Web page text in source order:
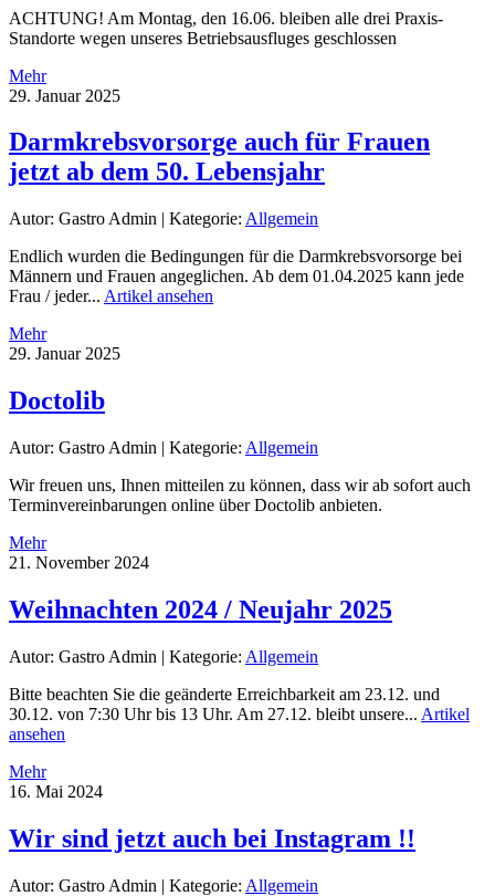
ACHTUNG! Am Montag, den 16.06. bleiben alle drei Praxis-
Standorte wegen unseres Betriebsausfluges geschlossen
Mehr
29. Januar 2025
Darmkrebsvorsorge auch für Frauen
jetzt ab dem 50. Lebensjahr
Autor: Gastro Admin | Kategorie: Allgemein
Endlich wurden die Bedingungen für die Darmkrebsvorsorge bei
Männern und Frauen angeglichen. Ab dem 01.04.2025 kann jede
Frau / jeder... Artikel ansehen
Mehr
29. Januar 2025
Doctolib
Autor: Gastro Admin | Kategorie: Allgemein
Wir freuen uns, Ihnen mitteilen zu können, dass wir ab sofort auch
Terminvereinbarungen online über Doctolib anbieten.
Mehr
21. November 2024
Weihnachten 2024 / Neujahr 2025
Autor: Gastro Admin | Kategorie: Allgemein
Bitte beachten Sie die geänderte Erreichbarkeit am 23.12. und
30.12. von 7:30 Uhr bis 13 Uhr. Am 27.12. bleibt unsere... Artikel
ansehen
Mehr
16. Mai 2024
Wir sind jetzt auch bei Instagram !!
Autor: Gastro Admin | Kategorie: Allgemein